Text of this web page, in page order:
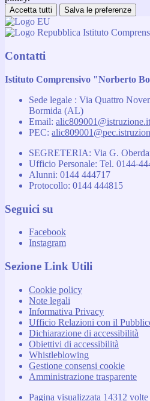
Accetta tutti Salva le preferenze
Istituto
Contatti
Istituto Comprensivo "Norberto
Sede legale : Via Quattro
Bormida (AL)
Email: alic809001@istruzione.it
PEC:
SEGRETERIA: Via G.
Ufficio Personale: Tel. 0144-
Alunni: 0144 444717
Protocollo: 0144 444815
Seguici su
Facebook
Instagram
Sezione Link Utili
Cookie policy
Note legali
Informativa Privacy
Ufficio Relazioni con il
Dichiarazione di accessibilità
Obiettivi di accessibilità
Whistleblowing
Gestione consensi cookie
Amministrazione trasparente
Pagina visualizzata 14312 volte